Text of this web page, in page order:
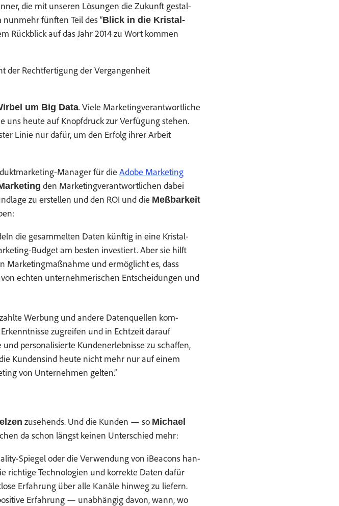
die mit unseren Lösun­gen die Zukun­ft gestal­
fün­ften Teil des “Blick in die Kristal­
Rück­blick auf das Jahr 2014 zu Wort kom­men
der Recht­fer­ti­gung der Vergangenheit
um Big Data. Viele Mar­ket­ingver­ant­wortliche
uns heute auf Knopf­druck zur Ver­fü­gung ste­hen.
Lin­ie nur dafür, um den Erfolg ihrer Arbeit
Man­ag­er für die Adobe Mar­ket­ing
den Mar­ket­ingver­ant­wortlichen dabei
zu erstellen und den ROI und die Meßbarkeit
die gesam­melten Dat­en kün­ftig in eine Kristal­
Bud­get am besten investiert. Aber sie hil­ft
Mar­ket­ing­maß­nahme und ermöglicht es, dass
echt­en unternehmerischen Entschei­dun­gen und
Wer­bung und andere Daten­quellen kom­
zugreifen und in Echtzeit darauf
per­son­al­isierte Kun­den­er­leb­nisse zu schaf­fen,
Kun­densind heute nicht mehr nur auf einem
von Unternehmen gelten.”
zuse­hends. Und die Kun­den — so Michael
da schon längst keinen Unter­schied mehr:
Spiegel oder die Ver­wen­dung von iBea­cons han­
Tech­nolo­gien und kor­rek­te Dat­en dafür
Erfahrung über alle Kanäle hin­weg zu liefern.
Erfahrung — unab­hängig davon, wann, wo